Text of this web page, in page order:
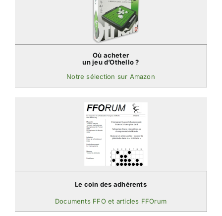
Où acheter
un jeu d’Othello ?
Notre sélection sur Amazon
Le coin des adhérents
Documents FFO et articles FFOrum